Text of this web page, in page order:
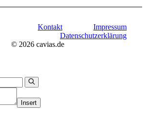
© 2026 cavias.de
Kontakt
Impressum
Datenschutzerklärung
Insert